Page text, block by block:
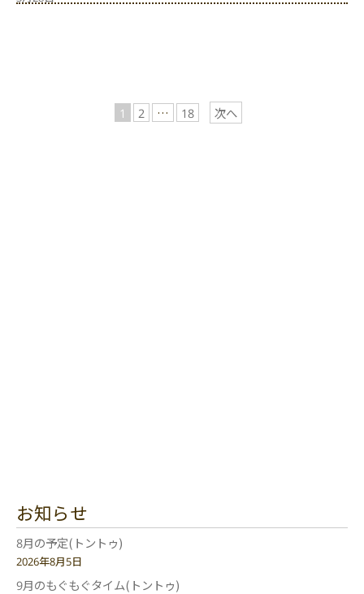
1 2 … 18 次へ
お知らせ
8月の予定(トントゥ)
2026年8月5日
9月のもぐもぐタイム(トントゥ)